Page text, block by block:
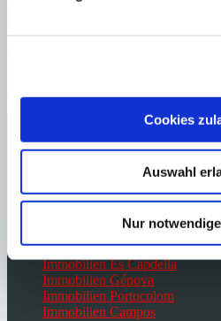
Cookies
Auswahl
Nur
Immobilien Bendinat
Immobilien Calvià
Immobilien Campos
Immobilien Cas Catala
Immobilien Costa d’en Blanes
Immobilien Costa de la Calma
Immobilien El Toro
Immobilien Es Capdella
Immobilien Génova
Immobilien Portocolom
Immobilien Campos